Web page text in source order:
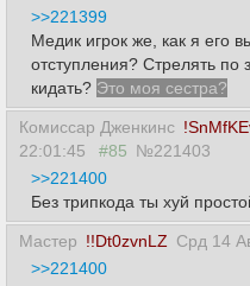
>>221399
Медик игрок же, как я его
отступления? Стрелять
кидать? Это моя сестра?
Комиссар Дженкинс
22:01:45
#85 №221403
>>221400
Без трипкода ты хуй
Мастер !!Dt0zvnLZ Срд 14
>>221400